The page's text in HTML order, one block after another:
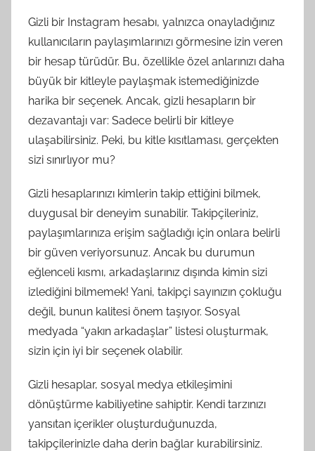
Gizli bir Instagram hesabı, yalnızca onayladığınız
kullanıcıların paylaşımlarınızı görmesine izin veren
bir hesap türüdür. Bu, özellikle özel anlarınızı daha
büyük bir kitleyle paylaşmak istemediğinizde
harika bir seçenek. Ancak, gizli hesapların bir
dezavantajı var: Sadece belirli bir kitleye
ulaşabilirsiniz. Peki, bu kitle kısıtlaması, gerçekten
sizi sınırlıyor mu?
Gizli hesaplarınızı kimlerin takip ettiğini bilmek,
duygusal bir deneyim sunabilir. Takipçileriniz,
paylaşımlarınıza erişim sağladığı için onlara belirli
bir güven veriyorsunuz. Ancak bu durumun
eğlenceli kısmı, arkadaşlarınız dışında kimin sizi
izlediğini bilmemek! Yani, takipçi sayınızın çokluğu
değil, bunun kalitesi önem taşıyor. Sosyal
medyada “yakın arkadaşlar” listesi oluşturmak,
sizin için iyi bir seçenek olabilir.
Gizli hesaplar, sosyal medya etkileşimini
dönüştürme kabiliyetine sahiptir. Kendi tarzınızı
yansıtan içerikler oluşturduğunuzda,
takipçilerinizle daha derin bağlar kurabilirsiniz.